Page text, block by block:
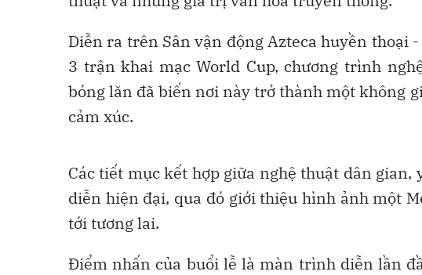
Diễn ra trên Sân vận động Azteca huyền
3 trận khai mạc World Cup, chương trình
bóng lăn đã biến nơi này trở thành một không
cảm xúc.
Các tiết mục kết hợp giữa nghệ thuật dân
diễn hiện đại, qua đó giới thiệu hình ảnh một
tới tương lai.
Điểm nhấn của buổi lễ là màn trình diễn lần